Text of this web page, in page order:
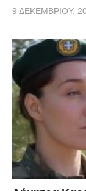
9 ΔΕΚΕΜΒΡΊΟΥ,